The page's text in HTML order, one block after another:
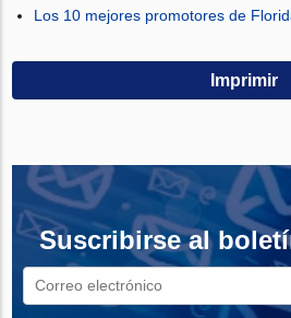
Los 10 mejores promotores de
Imprimir
Suscribirse al